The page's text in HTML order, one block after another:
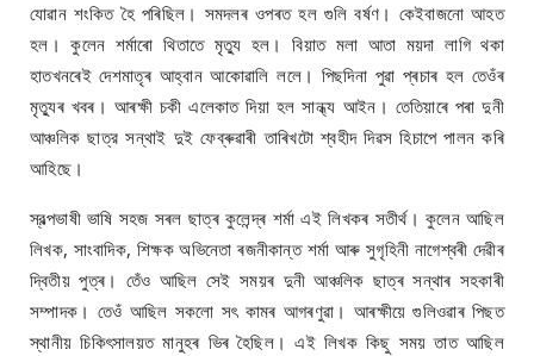
যোৱান শংকিত হৈ পৰিছিল। সমদলৰ ওপৰত হল গুলি বৰ্ষণ। কেইবাজনো আহত
হল। কুলেন শৰ্মাৰো থিতাতে মৃত্যু হল। বিয়াত মলা আতা ময়দা লাগি থকা
হাতখনৰেই দেশমাতৃৰ আহ্বান আকোৱালি ললে। পিছদিনা পুৱা প্ৰচাৰ হল তেওঁৰ
মৃত্যুৰ খবৰ। আৰক্ষী চকী এলেকাত দিয়া হল সান্ধ্য আইন। তেতিয়াৰে পৰা দুনী
আঞ্চলিক ছাত্র সন্থাই দুই ফেব্ৰুৱাৰী তাৰিখটো শ্বহীদ দিৱস হিচাপে পালন কৰি
আহিছে।
স্বল্পভাষী ভাষি সহজ সৰল ছাত্ৰ কুলেন্দ্ৰ শৰ্মা এই লিখকৰ সতীৰ্থ। কুলেন আছিল
লিখক, সাংবাদিক, শিক্ষক অভিনেতা ৰজনীকান্ত শৰ্মা আৰু সুগৃহিনী নাগেশ্বৰী দেৱীৰ
দ্বিতীয় পুত্ৰ। তেঁও আছিল সেই সময়ৰ দুনী আঞ্চলিক ছাত্ৰ সন্থাৰ সহকাৰী
সম্পাদক। তেওঁ আছিল সকলো সৎ কামৰ আগৰণুৱা। আৰক্ষীয়ে গুলিওৱাৰ পিছত
স্থানীয় চিকিৎসালয়ত মানুহৰ ভিৰ হৈছিল। এই লিখক কিছু সময় তাত আছিল